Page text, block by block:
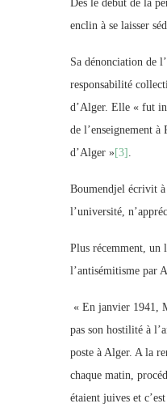
Dès le début de la
enclin à se laisser
Sa dénonciation de
responsabilité
d’Alger. Elle « fut
de l’enseignement
d’Alger »[3] .
Boumendjel écrivit
l’université,
Plus récemment, un
l’antisémitisme par
« En janvier 1941,
pas son hostilité à
poste à Alger. A la
chaque matin,
étaient juives et